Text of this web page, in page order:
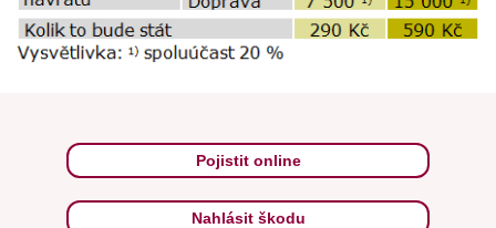
Pojistit online
Nahlásit škodu